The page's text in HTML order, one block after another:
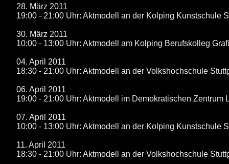
28. März 2011
19:00 - 21:00 Uhr: Aktmodell an der Kolping Kunstschule
30. März 2011
10:00 - 13:00 Uhr: Aktmodell am Kolping Berufskolleg
04. April 2011
18:30 - 21:00 Uhr: Aktmodell an der Volkshochschule
06. April 2011
19:00 - 21:00 Uhr: Aktmodell im Demokratischen Zentrum
07. April 2011
10:00 - 13:00 Uhr: Aktmodell an der Kolping Kunstschule
11. April 2011
18:30 - 21:00 Uhr: Aktmodell an der Volkshochschule